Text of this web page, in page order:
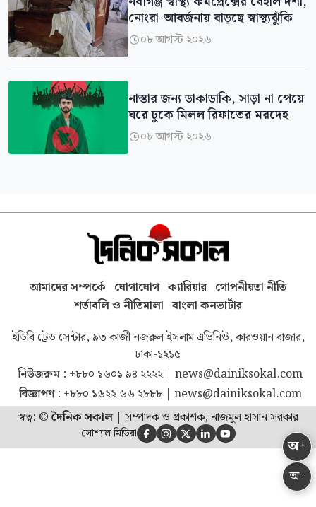
নোংরা-আবর্জনায় বাড়ছে স্বাস্থ্যঝুঁকি
০৮ আগস্ট ২০২৬
নাস্তার জন্য ডাকাডাকি, সাড়া না পেয়ে
ঘরে ঢুকে মিলল রিফাতের মরদেহ
০৮ আগস্ট ২০২৬
অ-
অ+
আমাদের সম্পর্কে যোগাযোগ ক্যারিয়ার গোপনীয়তা নীতি
শর্তাবলি ও নীতিমালা বাংলা কনভার্টার
ইডিবি ট্রেড সেন্টার, ৯৩ কাজী নজরুল ইসলাম এভিনিউ, কারওয়ান বাজার,
ঢাকা-১২১৫
নিউজরুম : +৮৮০ ১৬০১ ৯৪ ২২২২| news@dainiksokal.com
বিজ্ঞাপণ : +৮৮০ ১৬২২ ৬৬ ২৮৮৮| news@dainiksokal.com
স্বত্ব: ©দৈনিক সকাল| সম্পাদক ও প্রকাশক, নাজমুল হাসান সরকার
সোশ্যাল মিডিয়া     